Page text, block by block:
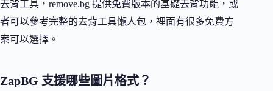
去背工具，remove.bg 提供免費版本的基礎去背功能，或
者可以參考完整的去背工具懶人包，裡面有很多免費方
案可以選擇。
ZapBG 支援哪些圖片格式？